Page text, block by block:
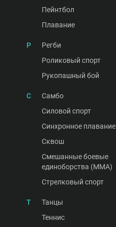
Пейнтбол
Плавание
Р Регби
Роликовый спорт
Рукопашный бой
С Самбо
Силовой спорт
Синхронное плавание
Сквош
Смешанные боевые
единоборства (MMA)
Стрелковый спорт
Т Танцы
Теннис